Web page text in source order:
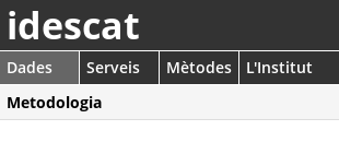
idescat
Dades Serveis Mètodes
L'Institut
Metodologia